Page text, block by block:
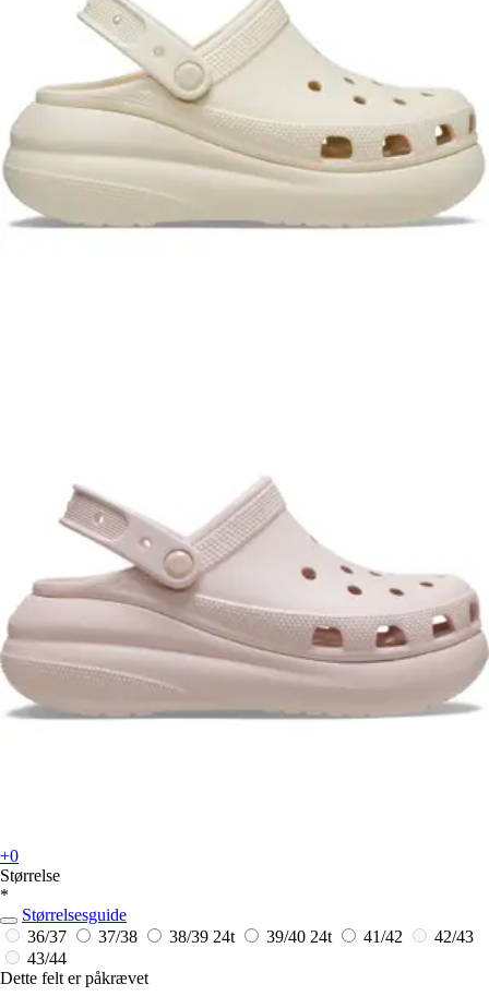
+0
Størrelse
*
Størrelsesguide
36/37
37/38 38/39 24t 39/40 24t 41/42
42/43
43/44
Dette felt er påkrævet